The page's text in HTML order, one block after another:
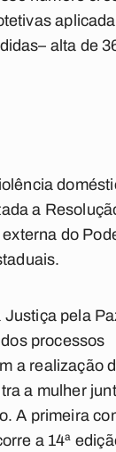
alta de
a
do
pela
processos
a realização
a mulher
A primeira
a 14ª